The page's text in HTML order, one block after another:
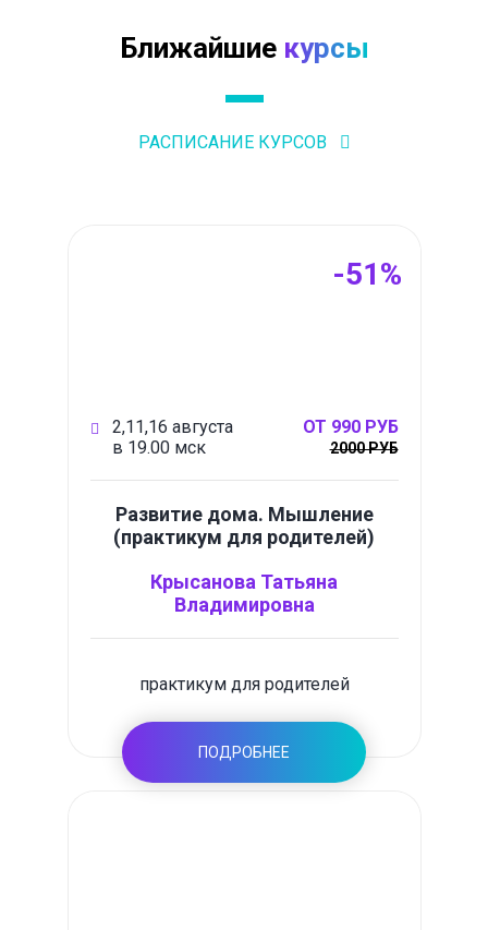
Ближайшие курсы
РАСПИСАНИЕ КУРСОВ
2,11,16 августа
в 19.00 мск
ОТ 990 РУБ
2000 РУБ
-51%
Развитие дома. Мышление
(практикум для родителей)
Крысанова Татьяна
Владимировна
практикум для родителей
ПОДРОБНЕЕ